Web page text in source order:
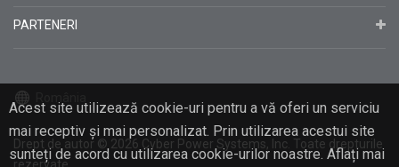
Acest site utilizează cookie-uri pentru a vă oferi un serviciu
mai receptiv și mai personalizat. Prin utilizarea acestui site
sunteți de acord cu utilizarea cookie-urilor noastre. Aflați mai
PARTENERI
Drept de autor © 2026 Cyber Power Systems, Inc. Toate drepturile